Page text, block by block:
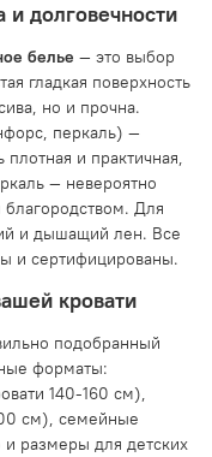
и долговечности
белье — это выбор
гладкая поверхность
но и прочна.
перкаль) —
и практичная,
— невероятно
Для
и дышащий лен. Все
и сертифицированы.
кровати
подобранный
форматы:
140-160 см),
см), семейные
размеры для детских